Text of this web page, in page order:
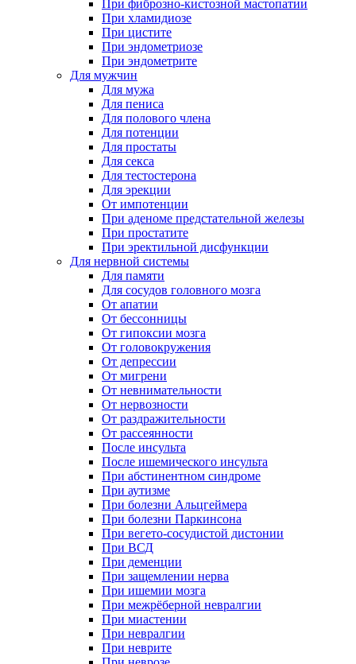
При фиброзно-кистозной мастопатии
При хламидиозе
При цистите
При эндометриозе
При эндометрите
Для мужчин
Для мужа
Для пениса
Для полового члена
Для потенции
Для простаты
Для секса
Для тестостерона
Для эрекции
От импотенции
При аденоме предстательной железы
При простатите
При эректильной дисфункции
Для нервной системы
Для памяти
Для сосудов головного мозга
От апатии
От бессонницы
От гипоксии мозга
От головокружения
От депрессии
От мигрени
От невнимательности
От нервозности
От раздражительности
От рассеянности
После инсульта
После ишемического инсульта
При абстинентном синдроме
При аутизме
При болезни Альцгеймера
При болезни Паркинсона
При вегето-сосудистой дистонии
При ВСД
При деменции
При защемлении нерва
При ишемии мозга
При межрёберной невралгии
При миастении
При невралгии
При неврите